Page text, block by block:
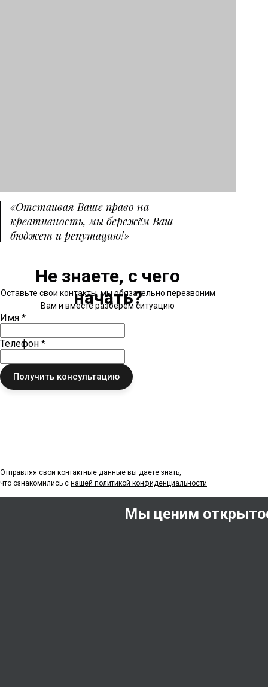
Отправляя свои контактные данные вы даете знать,
что ознакомились с нашей политикой конфиденциальности
Оставьте свои контакты, мы обязательно перезвоним
Вам и вместе разберем ситуацию
Не знаете, с чего
начать?
Имя *
Телефон *
Получить консультацию
«Отстаивая Ваше право на
креативность, мы бережём Ваш
бюджет и репутацию!»
Мы ценим